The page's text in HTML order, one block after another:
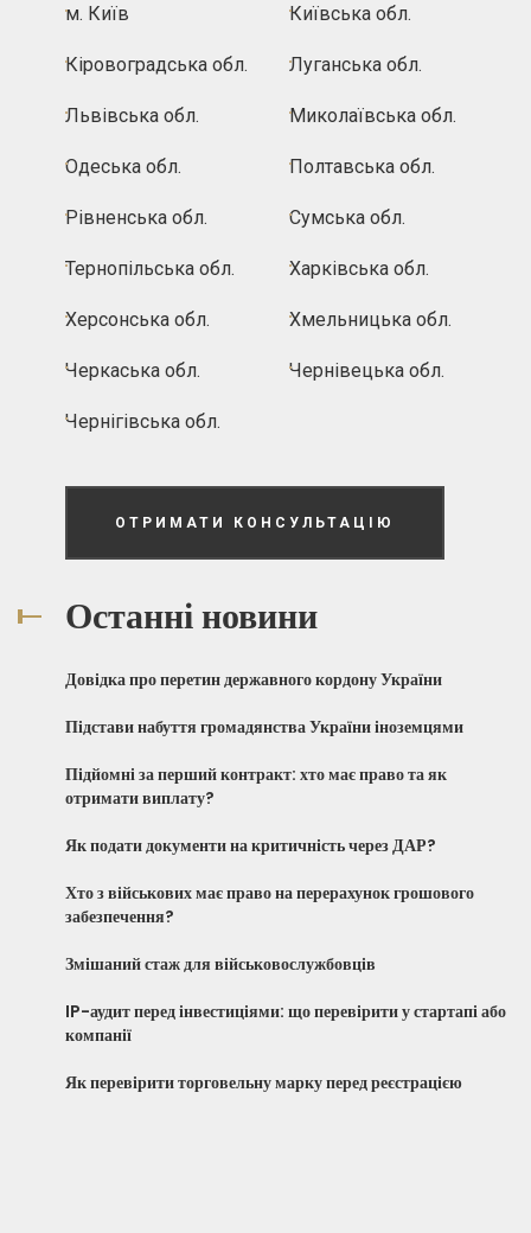
м. Київ Київська обл.
Кіровоградська обл. Луганська обл.
Львівська обл. Миколаївська обл.
Одеська обл. Полтавська обл.
Рівненська обл. Сумська обл.
Тернопільська обл. Харківська обл.
Херсонська обл. Хмельницька обл.
Черкаська обл. Чернівецька обл.
Чернігівська обл.
ОТРИМАТИ КОНСУЛЬТАЦІЮ
Останні новини
Довідка про перетин державного кордону України
Підстави набуття громадянства України іноземцями
Підйомні за перший контракт: хто має право та як
отримати виплату?
Як подати документи на критичність через ДАР?
Хто з військових має право на перерахунок грошового
забезпечення?
Змішаний стаж для військовослужбовців
IP-аудит перед інвестиціями: що перевірити у стартапі або
компанії
Як перевірити торговельну марку перед реєстрацією